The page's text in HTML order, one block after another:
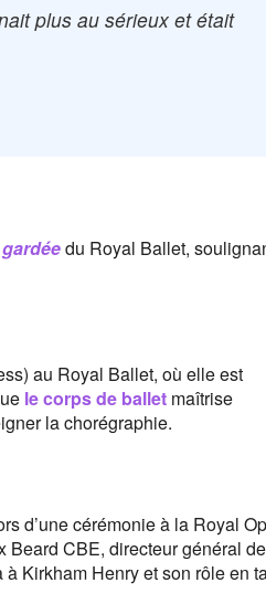
plus au sérieux et était
du Royal Ballet,
au Royal Ballet, où elle est
le corps de ballet maîtrise
la chorégraphie.
d’une cérémonie à la Royal
Beard CBE, directeur général
Kirkham Henry et son rôle en